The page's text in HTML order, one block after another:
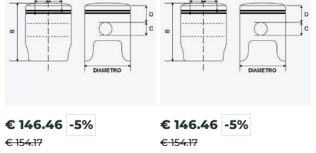
€ 146.46 -5%
€ 154.17
€ 146.46 -5%
€ 154.17